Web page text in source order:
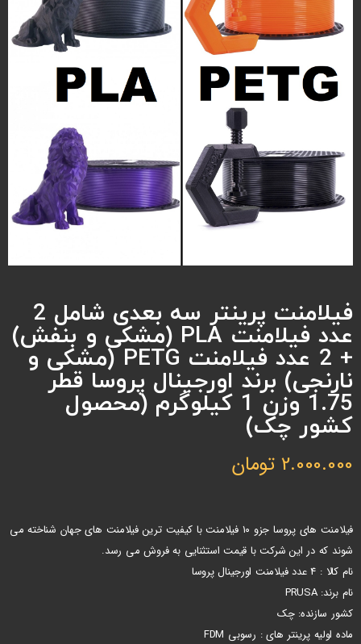
فیلامنت پرینتر سه بعدی شامل 2
عدد فیلامنت PLA (مشکی و بنفش)
+ 2 عدد فیلامنت PETG (مشکی و
نارنجی) برند اورجینال پروسا قطر
1.75 وزن 1 کیلوگرم (محصول
کشور چک)
2.000.000 تومان
فیلامنت های پروسا جزو ۱۰ فیلامنت با کیفیت ترین فیلامنت های جهان شناخته می
شوند که در این شرکت با قیمت استثنایی به فروش می رسد.
نام کالا : 4 عدد فیلامنت اورجینال پروسا
نام برند: PRUSA
کشور سازنده: چک
ماده اولیه پرینتر های : رسوبی FDM